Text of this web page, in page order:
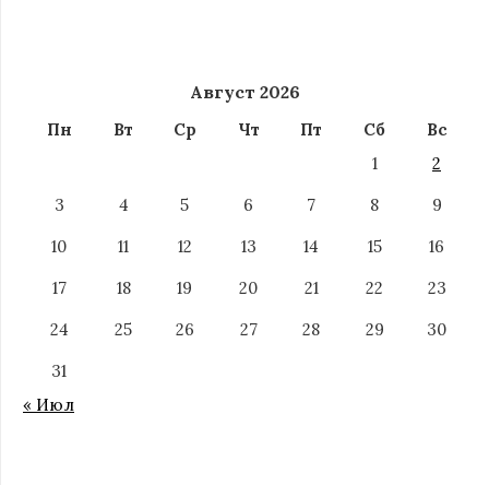
Август 2026
Пн Вт Ср Чт Пт Сб
Вс
1
2
3
4 5 6 7 8
9
10
11 12 13 14 15
16
17
18 19 20 21 22
23
24
25 26 27 28 29
30
31
« Июл